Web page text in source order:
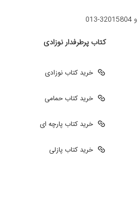
کتاب پرطرفدار نوزادی
خرید کتاب نوزادی
خرید کتاب حمامی
خرید کتاب پارچه ای
خرید کتاب پازلی